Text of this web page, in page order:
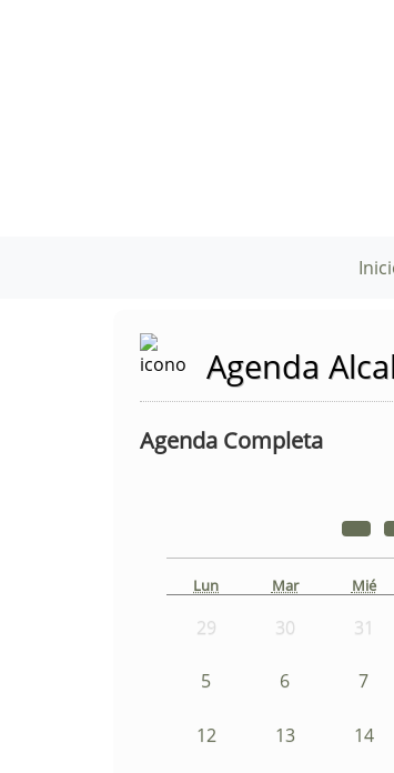
Agenda
Agenda Completa
Lun Mar Mié
29 30 31
5 6 7
12 13 14